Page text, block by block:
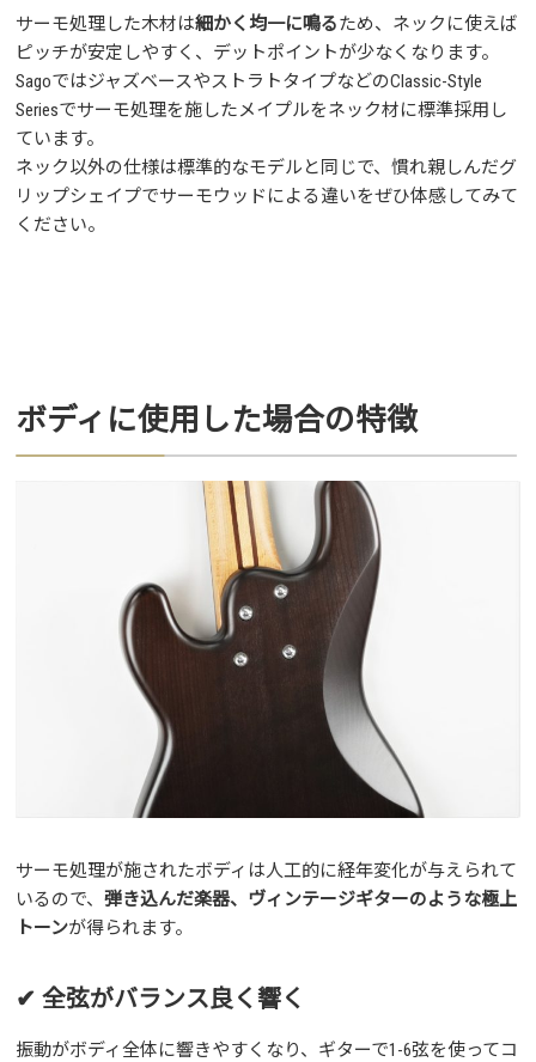
サーモ処理した木材は細かく均一に鳴るため、ネックに使えば
ピッチが安定しやすく、デットポイントが少なくなります。
SagoではジャズベースやストラトタイプなどのClassic-Style
Seriesでサーモ処理を施したメイプルをネック材に標準採用し
ています。
ネック以外の仕様は標準的なモデルと同じで、慣れ親しんだグ
リップシェイプでサーモウッドによる違いをぜひ体感してみて
ください。
ボディに使用した場合の特徴
サーモ処理が施されたボディは人工的に経年変化が与えられて
いるので、 弾き込んだ楽器、ヴィンテージギターのような極上
トーンが得られます。
✔ 全弦がバランス良く響く
振動がボディ全体に響きやすくなり、ギターで1-6弦を使ってコ